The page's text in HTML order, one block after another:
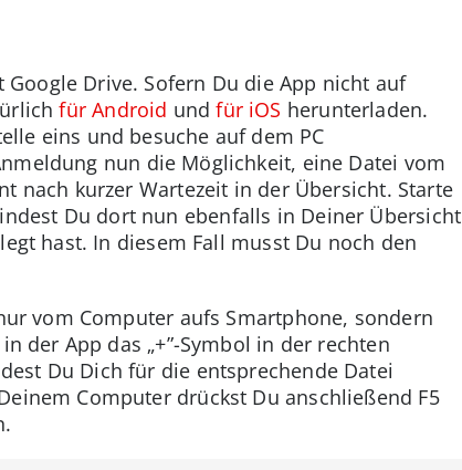
Drive. Sofern Du die App nicht auf
für Android undfür iOS herunterladen.
eins und besuche auf dem PC
nun die Möglichkeit, eine Datei vom
nach kurzer Wartezeit in der Übersicht. Starte
Du dort nun ebenfalls in Deiner Übersicht
hast. In diesem Fall musst Du noch den
vom Computer aufs Smartphone, sondern
der App das „+”-Symbol in der rechten
Du Dich für die entsprechende Datei
Computer drückst Du anschließend F5